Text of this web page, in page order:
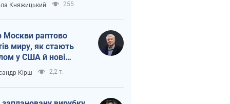
Княжицький 255
Москви раптово
миру, як стають
у США й нові
топ-рейтинги
Кірш 2,2 т.